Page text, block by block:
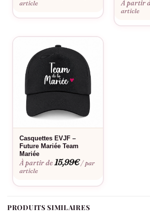
article
À partir
article
Casquettes EVJF –
Future Mariée Team
Mariée
À partir de15,99€ / par
article
PRODUITS SIMILAIRES